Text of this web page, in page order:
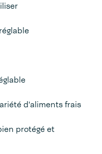
d'aliments frais
protégé et